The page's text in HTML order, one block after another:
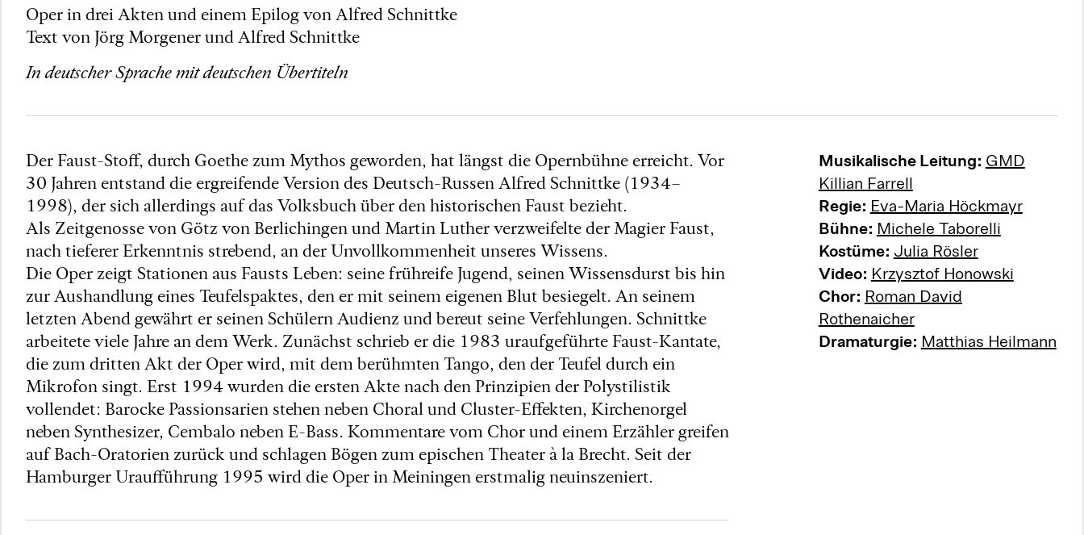
Oper in drei Akten und einem Epilog von Alfred Schnittke
Text von Jörg Morgener und Alfred Schnittke
In deutscher Sprache mit deutschen Übertiteln
Der Faust-Stoff, durch Goethe zum Mythos geworden, hat längst die Opernbühne erreicht. Vor
30 Jahren entstand die ergreifende Version des Deutsch-Russen Alfred Schnittke (1934–
1998), der sich allerdings auf das Volksbuch über den historischen Faust bezieht.
Als Zeitgenosse von Götz von Berlichingen und Martin Luther verzweifelte der Magier Faust,
nach tieferer Erkenntnis strebend, an der Unvollkommenheit unseres Wissens.
Die Oper zeigt Stationen aus Fausts Leben: seine frühreife Jugend, seinen Wissensdurst bis hin
zur Aushandlung eines Teufelspaktes, den er mit seinem eigenen Blut besiegelt. An seinem
letzten Abend gewährt er seinen Schülern Audienz und bereut seine Verfehlungen. Schnittke
arbeitete viele Jahre an dem Werk. Zunächst schrieb er die 1983 uraufgeführte Faust-Kantate,
die zum dritten Akt der Oper wird, mit dem berühmten Tango, den der Teufel durch ein
Mikrofon singt. Erst 1994 wurden die ersten Akte nach den Prinzipien der Polystilistik
vollendet: Barocke Passionsarien stehen neben Choral und Cluster-Effekten, Kirchenorgel
neben Synthesizer, Cembalo neben E-Bass. Kommentare vom Chor und einem Erzähler greifen
auf Bach-Oratorien zurück und schlagen Bögen zum epischen Theater à la Brecht. Seit der
Hamburger Uraufführung 1995 wird die Oper in Meiningen erstmalig neuinszeniert.
Musikalische Leitung: GMD
Killian Farrell
Regie: Eva-Maria Höckmayr
Bühne: Michele Taborelli
Kostüme: Julia Rösler
Video: Krzysztof Honowski
Chor: Roman David
Rothenaicher
Dramaturgie: Matthias Heilmann